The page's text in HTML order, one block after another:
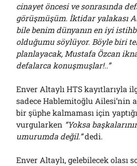
cinayet öncesi ve sonrasında
görüşmüşüm. İktidar yalakası
bile benim dünyanın en iyi
olduğumu söylüyor. Böyle biri
planlayacak, Mustafa Özcan
defalarca konuşmuşlar!..”
Enver Altaylı HTS kayıtlarıyla
sadece Hablemitoğlu Ailesi’nin
bir şüphe kalmaması için
vurgularken “Yoksa
umurumda değil.”dedi.
Enver Altaylı, gelebilecek olası